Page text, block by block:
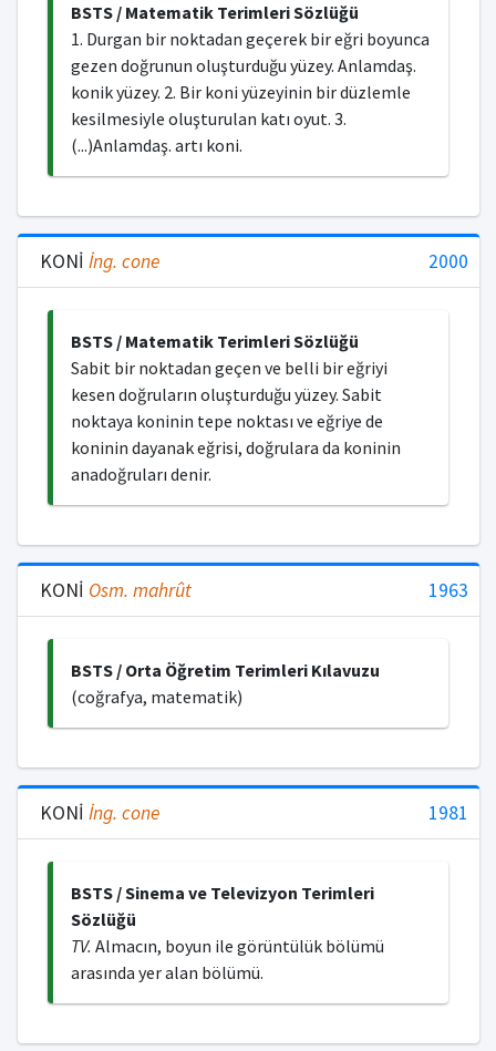
BSTS / Matematik Terimleri Sözlüğü
1. Durgan bir noktadan geçerek bir eğri boyunca
gezen doğrunun oluşturduğu yüzey. Anlamdaş.
konik yüzey. 2. Bir koni yüzeyinin bir düzlemle
kesilmesiyle oluşturulan katı oyut. 3.
(...)Anlamdaş. artı koni.
KONİ İng. cone 2000
BSTS / Matematik Terimleri Sözlüğü
Sabit bir noktadan geçen ve belli bir eğriyi
kesen doğruların oluşturduğu yüzey. Sabit
noktaya koninin tepe noktası ve eğriye de
koninin dayanak eğrisi, doğrulara da koninin
anadoğruları denir.
KONİ Osm. mahrût 1963
BSTS / Orta Öğretim Terimleri Kılavuzu
(coğrafya, matematik)
KONİ İng. cone 1981
BSTS / Sinema ve Televizyon Terimleri
Sözlüğü
TV. Almacın, boyun ile görüntülük bölümü
arasında yer alan bölümü.